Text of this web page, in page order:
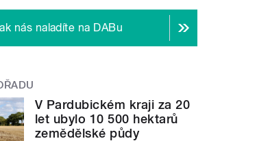
nás naladíte na DABu
V Pardubickém kraji za 20
let ubylo 10 500 hektarů
zemědělské půdy